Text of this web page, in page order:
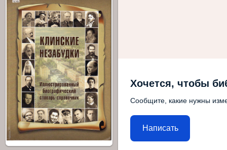
Хочется, чтобы
Сообщите, какие нужны
Написать